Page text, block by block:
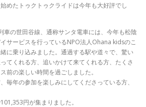
めたトゥクトゥクライドは今年も大好評でし
車の世田谷線、通称サンタ電車には、今年も松陰
サービスを行っているNPO法人Ohana kidsのこ
に乗り込みました。通過する駅や道々で、驚い
てくれる方、追いかけて来てくれる方、たくさ
前の楽しい時間を過ごしました。
毎年の参加を楽しみにしてくださっている方、
円が集まりました。